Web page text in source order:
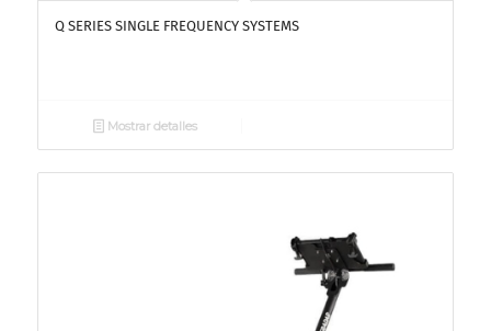
Q SERIES SINGLE FREQUENCY SYSTEMS
Mostrar detalles